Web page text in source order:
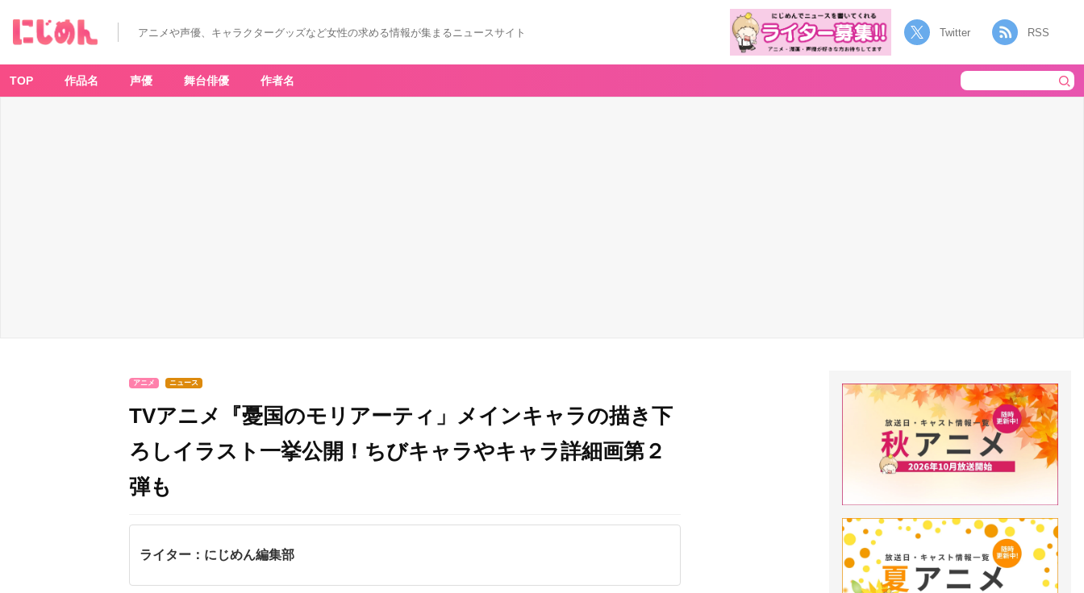
アニメや声優、キャラクターグッズなど女性の求める情報が集まるニュースサイト Twitter RSS
TOP 作品名 声優 舞台俳優 作者名
アニメ ニュース
TVアニメ『憂国のモリアーティ」メインキャラの描き下
ろしイラスト一挙公開！ちびキャラやキャラ詳細画第２
弾も
ライター：にじめん編集部